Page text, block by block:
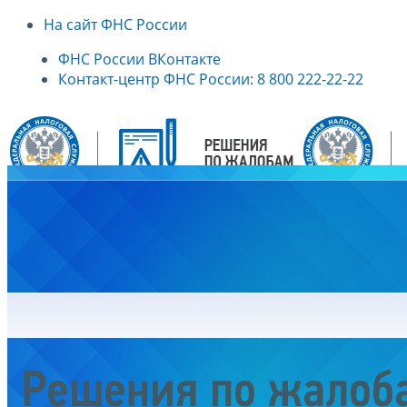
На сайт ФНС России
ФНС России ВКонтакте
Контакт-центр ФНС России: 8 800 222-22-22
Решения по